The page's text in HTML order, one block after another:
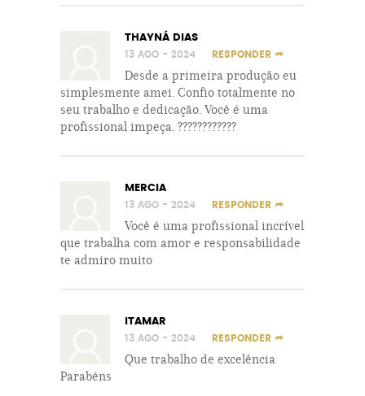
THAYNÁ DIAS
13 AGO - 2024 RESPONDER
Desde a primeira produção eu
simplesmente amei. Confio totalmente no
seu trabalho e dedicação. Você é uma
profissional impeça. ????????????
MERCIA
13 AGO - 2024 RESPONDER
Você é uma profissional incrível
que trabalha com amor e responsabilidade
te admiro muito
ITAMAR
13 AGO - 2024 RESPONDER
Que trabalho de excelência
Parabéns